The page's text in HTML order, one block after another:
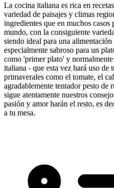
La cocina italiana es rica en
variedad de paisajes y climas
ingredientes que en muchos casos
mundo, con la consiguiente
siendo ideal para una
especialmente sabroso para un
como 'primer plato' y
italiana - que esta vez hará uso de
primaverales como el tomate, el
agradablemente tentador pesto
sigue atentamente nuestros
pasión y amor harán el resto, es
a tu mesa.